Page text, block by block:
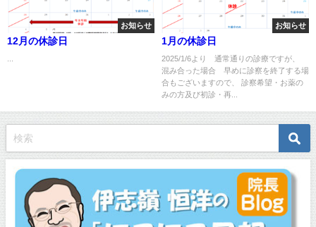
お知らせ
12月の休診日
お知らせ
1月の休診日
2025/1/6より 通常通りの診療ですが、
混み合った場合 早めに診察を終了する場
合もございますので、 診察希望・お薬の
みの方及び初診・再...